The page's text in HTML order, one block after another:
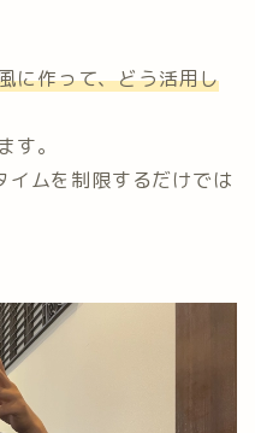
に作って、どう活用し
す。
ムを制限するだけでは